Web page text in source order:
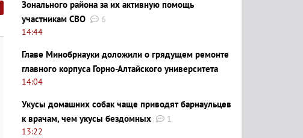
Зонального района за их активную помощь
участникам СВО
6
14:44
Главе Минобрнауки доложили о грядущем ремонте
главного корпуса Горно-Алтайского университета
14:04
Укусы домашних собак чаще приводят барнаульцев
к врачам, чем укусы бездомных
1
13:22